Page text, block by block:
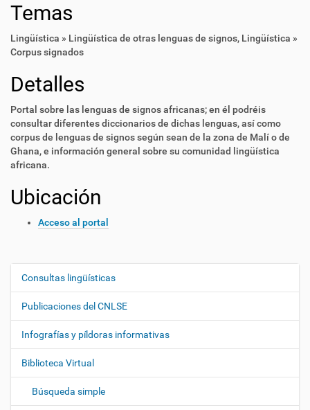
Temas
Lingüística » Lingüística de otras lenguas de signos, Lingüística »
Corpus signados
Detalles
Portal sobre las lenguas de signos africanas; en él podréis
consultar diferentes diccionarios de dichas lenguas, así como
corpus de lenguas de signos según sean de la zona de Malí o de
Ghana, e información general sobre su comunidad lingüística
africana.
Ubicación
Acceso al portal
N
e
g
a
i
Consultas lingüísticas
Publicaciones del CNLSE
Infografías y píldoras informativas
Biblioteca Virtual
Búsqueda simple